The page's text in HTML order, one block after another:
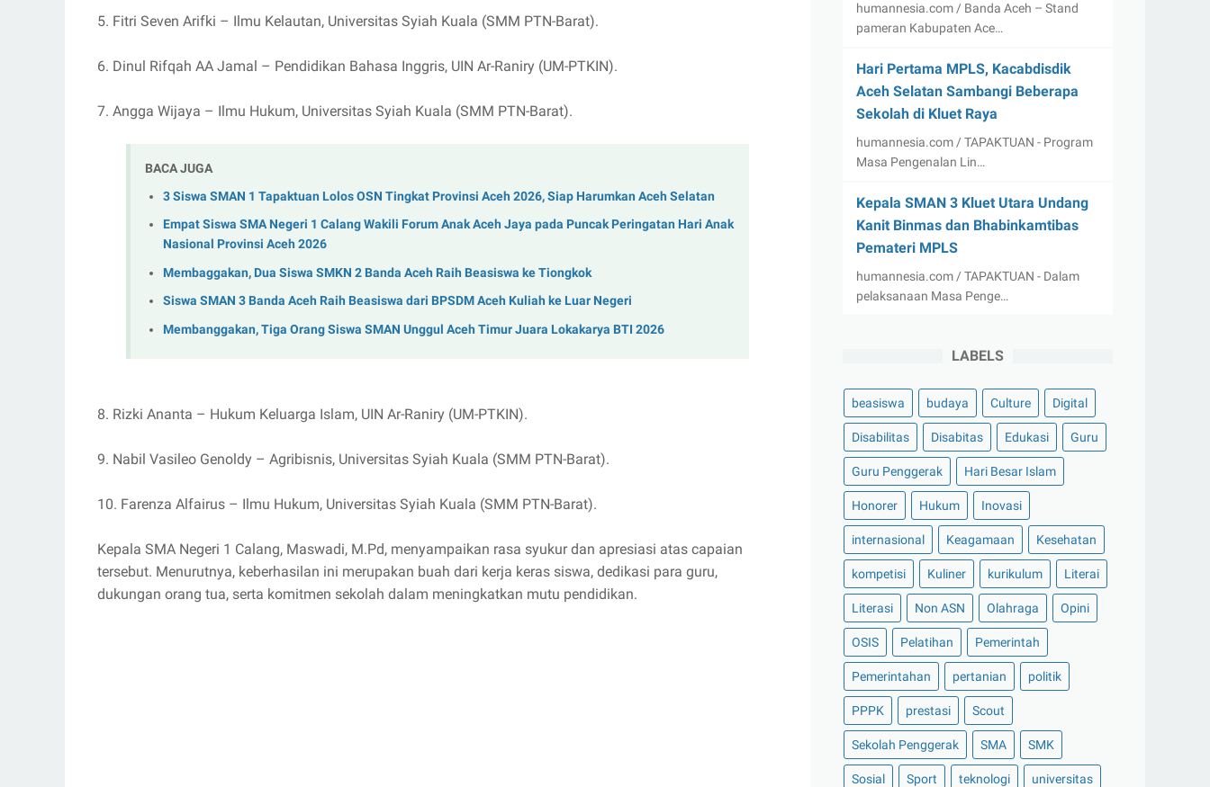
5. Fitri Seven Arifki – Ilmu Kelautan, Universitas Syiah Kuala (SMM PTN-Barat).
6. Dinul Rifqah AA Jamal – Pendidikan Bahasa Inggris, UIN Ar-Raniry (UM-PTKIN).
7. Angga Wijaya – Ilmu Hukum, Universitas Syiah Kuala (SMM PTN-Barat).
BACA JUGA
3 Siswa SMAN 1 Tapaktuan Lolos OSN Tingkat Provinsi Aceh 2026, Siap Harumkan Aceh Selatan
Empat Siswa SMA Negeri 1 Calang Wakili Forum Anak Aceh Jaya pada Puncak Peringatan Hari Anak
Nasional Provinsi Aceh 2026
Membaggakan, Dua Siswa SMKN 2 Banda Aceh Raih Beasiswa ke Tiongkok
Siswa SMAN 3 Banda Aceh Raih Beasiswa dari BPSDM Aceh Kuliah ke Luar Negeri
Membanggakan, Tiga Orang Siswa SMAN Unggul Aceh Timur Juara Lokakarya BTI 2026
8. Rizki Ananta – Hukum Keluarga Islam, UIN Ar-Raniry (UM-PTKIN).
9. Nabil Vasileo Genoldy – Agribisnis, Universitas Syiah Kuala (SMM PTN-Barat).
10. Farenza Alfairus – Ilmu Hukum, Universitas Syiah Kuala (SMM PTN-Barat).
Kepala SMA Negeri 1 Calang, Maswadi, M.Pd, menyampaikan rasa syukur dan apresiasi atas capaian
tersebut. Menurutnya, keberhasilan ini merupakan buah dari kerja keras siswa, dedikasi para guru,
dukungan orang tua, serta komitmen sekolah dalam meningkatkan mutu pendidikan.
humannesia.com / Banda Aceh – Stand
pameran Kabupaten Ace…
Hari Pertama MPLS, Kacabdisdik
Aceh Selatan Sambangi Beberapa
Sekolah di Kluet Raya
humannesia.com / TAPAKTUAN - Program
Masa Pengenalan Lin…
Kepala SMAN 3 Kluet Utara Undang
Kanit Binmas dan Bhabinkamtibas
Pemateri MPLS
humannesia.com / TAPAKTUAN - Dalam
pelaksanaan Masa Penge…
LABELS
beasiswa budaya Culture Digital
Disabilitas Disabitas Edukasi Guru
Guru Penggerak Hari Besar Islam
Honorer Hukum Inovasi
internasional Keagamaan Kesehatan
kompetisi Kuliner kurikulum Literai
Literasi Non ASN Olahraga Opini
OSIS Pelatihan Pemerintah
Pemerintahan pertanian politik
PPPK prestasi Scout
Sekolah Penggerak SMA SMK
Sosial Sport teknologi universitas